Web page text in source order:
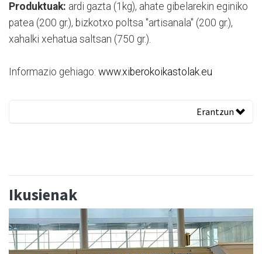
Produktuak: ardi gazta (1kg), ahate gibelarekin eginiko
patea (200 gr.), bizkotxo poltsa "artisanala" (200 gr.),
xahalki xehatua saltsan (750 gr.).
Informazio gehiago: www.xiberokoikastolak.eu
Erantzun
Ikusienak